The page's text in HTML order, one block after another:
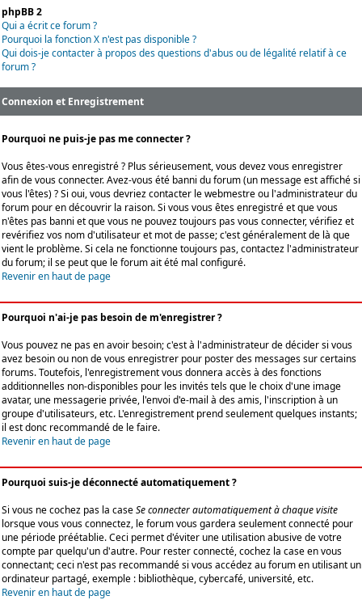
phpBB 2
Qui a écrit ce forum ?
Pourquoi la fonction X n'est pas disponible ?
Qui dois-je contacter à propos des questions d'abus ou de légalité relatif à ce
forum ?
Connexion et Enregistrement
Pourquoi ne puis-je pas me connecter ?
Vous êtes-vous enregistré ? Plus sérieusement, vous devez vous enregistrer
afin de vous connecter. Avez-vous été banni du forum (un message est affiché si
vous l'êtes) ? Si oui, vous devriez contacter le webmestre ou l'administrateur du
forum pour en découvrir la raison. Si vous vous êtes enregistré et que vous
n'êtes pas banni et que vous ne pouvez toujours pas vous connecter, vérifiez et
revérifiez vos nom d'utilisateur et mot de passe; c'est généralement de là que
vient le problème. Si cela ne fonctionne toujours pas, contactez l'administrateur
du forum; il se peut que le forum ait été mal configuré.
Revenir en haut de page
Pourquoi n'ai-je pas besoin de m'enregistrer ?
Vous pouvez ne pas en avoir besoin; c'est à l'administrateur de décider si vous
avez besoin ou non de vous enregistrer pour poster des messages sur certains
forums. Toutefois, l'enregistrement vous donnera accès à des fonctions
additionnelles non-disponibles pour les invités tels que le choix d'une image
avatar, une messagerie privée, l'envoi d'e-mail à des amis, l'inscription à un
groupe d'utilisateurs, etc. L'enregistrement prend seulement quelques instants;
il est donc recommandé de le faire.
Revenir en haut de page
Pourquoi suis-je déconnecté automatiquement ?
Si vous ne cochez pas la caseSe connecter automatiquement à chaque visite
lorsque vous vous connectez, le forum vous gardera seulement connecté pour
une période préétablie. Ceci permet d'éviter une utilisation abusive de votre
compte par quelqu'un d'autre. Pour rester connecté, cochez la case en vous
connectant; ceci n'est pas recommandé si vous accédez au forum en utilisant un
ordinateur partagé, exemple : bibliothèque, cybercafé, université, etc.
Revenir en haut de page